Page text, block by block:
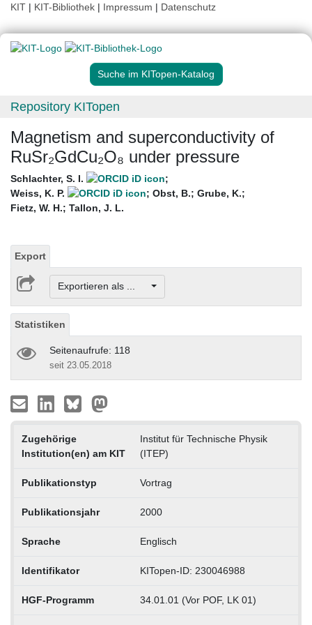
KIT | KIT-Bibliothek | Impressum | Datenschutz
Suche im KITopen-Katalog
Repository KITopen
Magnetism and superconductivity of
RuSr₂GdCu₂O₈ under pressure
Schlachter, S. I.
;
Weiss, K. P.
; Obst, B.; Grube, K.;
Fietz, W. H.; Tallon, J. L.
Export
Exportieren als ...
Statistiken
Seitenaufrufe: 118
seit 23.05.2018
Zugehörige
Institution(en) am KIT
Institut für Technische Physik
(ITEP)
Publikationstyp Vortrag
Publikationsjahr 2000
Sprache Englisch
Identifikator KITopen-ID: 230046988
HGF-Programm 34.01.01 (Vor POF, LK 01)